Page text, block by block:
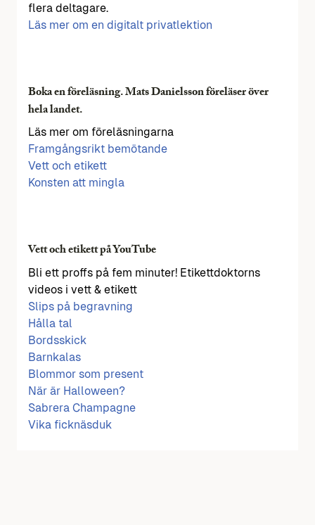
flera deltagare.
Läs mer om en digitalt privatlektion
Boka en föreläsning. Mats Danielsson föreläser över
hela landet.
Läs mer om föreläsningarna
Framgångsrikt bemötande
Vett och etikett
Konsten att mingla
Vett och etikett på YouTube
Bli ett proffs på fem minuter! Etikettdoktorns
videos i vett & etikett
Slips på begravning
Hålla tal
Bordsskick
Barnkalas
Blommor som present
När är Halloween?
Sabrera Champagne
Vika ficknäsduk